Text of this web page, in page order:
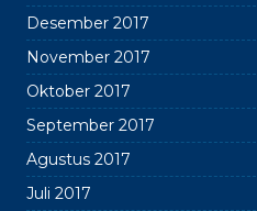
Desember 2017
November 2017
Oktober 2017
September 2017
Agustus 2017
Juli 2017